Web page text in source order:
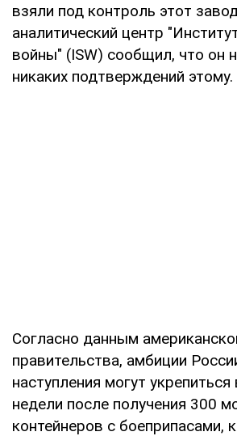
взяли под контроль этот
аналитический центр
войны" (ISW) сообщил, что он
никаких подтверждений этому.
Согласно данным
правительства, амбиции
наступления могут
недели после получения 300
контейнеров с боеприпасами,